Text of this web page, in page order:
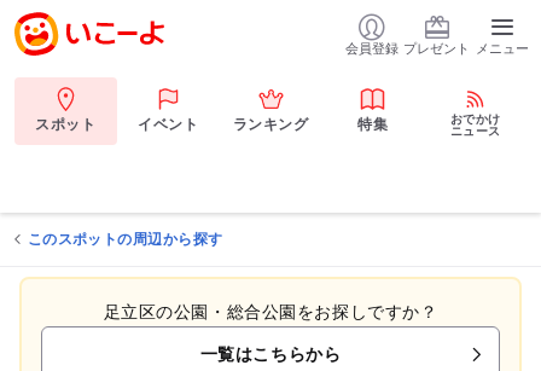
会員登録 プレゼント メニュー
スポット イベント ランキング 特集
おでかけ
ニュース
このスポットの周辺から探す
足立区の公園・総合公園をお探しですか？
一覧はこちらから